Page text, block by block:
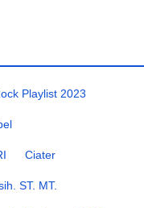
Playlist 2023
Ciater
ST. MT.